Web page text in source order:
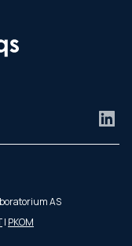
AS
| PKOM